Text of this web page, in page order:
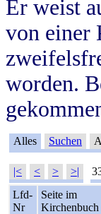
Er weist
von einer
worden.
Alles Suchen
|< < > >|
Lfd-
Nr
Seite im
Kirchenbuch